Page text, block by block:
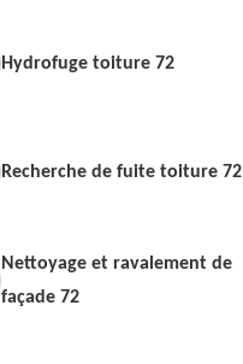
Hydrofuge toiture 72
Recherche de fuite toiture 72
Nettoyage et ravalement de
façade 72